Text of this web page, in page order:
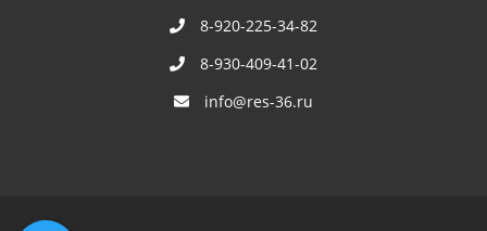
8-920-225-34-82
8-930-409-41-02
info@res-36.ru